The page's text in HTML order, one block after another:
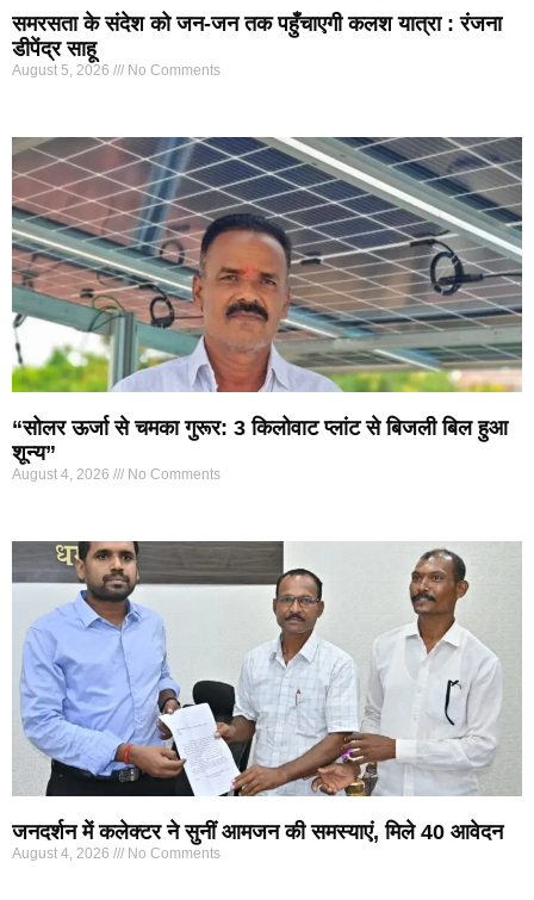
समरसता के संदेश को जन-जन तक पहुँचाएगी कलश यात्रा : रंजना
डीपेंद्र साहू
August 5, 2026 No Comments
“सोलर ऊर्जा से चमका गुरूर: 3 किलोवाट प्लांट से बिजली बिल हुआ
शून्य”
August 4, 2026 No Comments
जनदर्शन में कलेक्टर ने सुनीं आमजन की समस्याएं, मिले 40 आवेदन
August 4, 2026 No Comments